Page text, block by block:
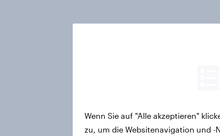
Wenn Sie auf "Alle akzeptieren"
zu, um die Websitenavigation und -